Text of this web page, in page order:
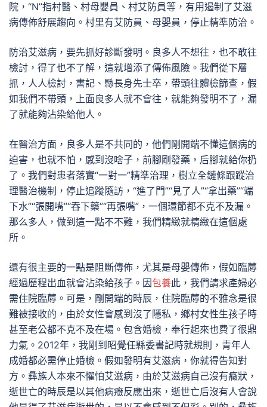
院，“N”指村醫、村母嬰員、村艾防員等，有用遏制了艾滋
病傳佈舒展趨向。村里有艾防員、母嬰員，停止精準防治。
防治艾滋病，要先抓好診斷發明。良多人不想往，也不敢往
檢討，得了也不了解，這就增添了傳佈風險。我們從下層
抓，人人檢討，書記、縣長身先士卒，帶頭往體檢篩查，假
如我們不帶頭，上面良多人就不會往，就能夠發明不了，漏
了就能夠沾染給他人。
在醫治方面，良多人是不共同的，他們剛開端不懂這個病的
迫害，也就不怕，感到沒啥子，前腳剛發藥，后腳就給你扔
了。我們對患者落實“一對一”精準治理，樹立全鏈條跟蹤治
理醫治機制，停止追蹤隨訪，“進了門”“見了人”“拿出藥”“端
下水”“張開嘴”“吞下藥”“再張嘴”，一個環節都不克不及漏。
那么多人，做到這一點不不難，我們精緻就精緻在這個處
所。
還有很主要的一點是阻斷傳佈，尤其是母嬰傳佈，假如臨蓐
經過歷程出血就會沾染給孩子。因包養此，我們請求產婦必
需住院臨蓐。可是，剛開端的時辰，住院臨蓐的不雅念是很
難被接收的，由於女性會感到沒了隱私，鄉村女性生孩子時
甚至老公都不克不及在場。包含婚檢，奉行起來也費了很鼎
力氣。2012年，我剛到昭覺任縣委書記時就規則，青年人
成婚都必需停止婚檢。假如發明有艾滋病，你就得告知對
方。彝族人本來不懼怕艾滋病，由於艾滋病自己沒有癥狀，
逝世亡的時辰是以其他病癥反應出來，逝世亡后沒有人會說